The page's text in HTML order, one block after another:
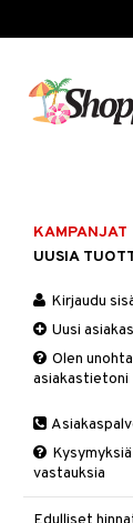
KAMPANJAT
UUSIA
Kirjaudu
Uusi asiakas
Olen
asiakastietoni
vastauksia